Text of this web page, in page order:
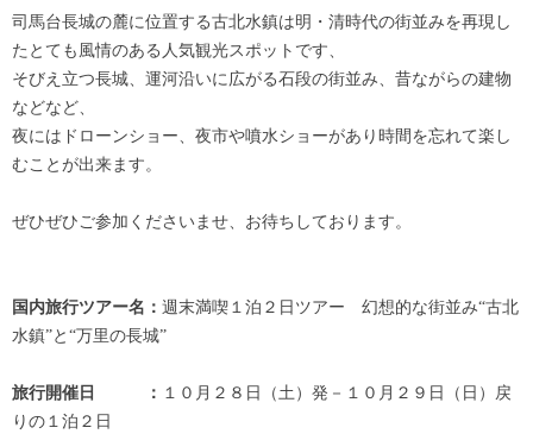
司馬台長城の麓に位置する古北水鎮は明・清時代の街並みを再現し
たとても風情のある人気観光スポットです、
そびえ立つ長城、運河沿いに広がる石段の街並み、昔ながらの建物
などなど、
夜にはドローンショー、夜市や噴水ショーがあり時間を忘れて楽し
むことが出来ます。
ぜひぜひご参加くださいませ、お待ちしております。
国内旅行ツアー名： 週末満喫１泊２日ツアー 幻想的な街並み“古北
水鎮”と“万里の長城”
旅行開催日 ： １０月２８日（土）発－１０月２９日（日）戻
りの１泊２日